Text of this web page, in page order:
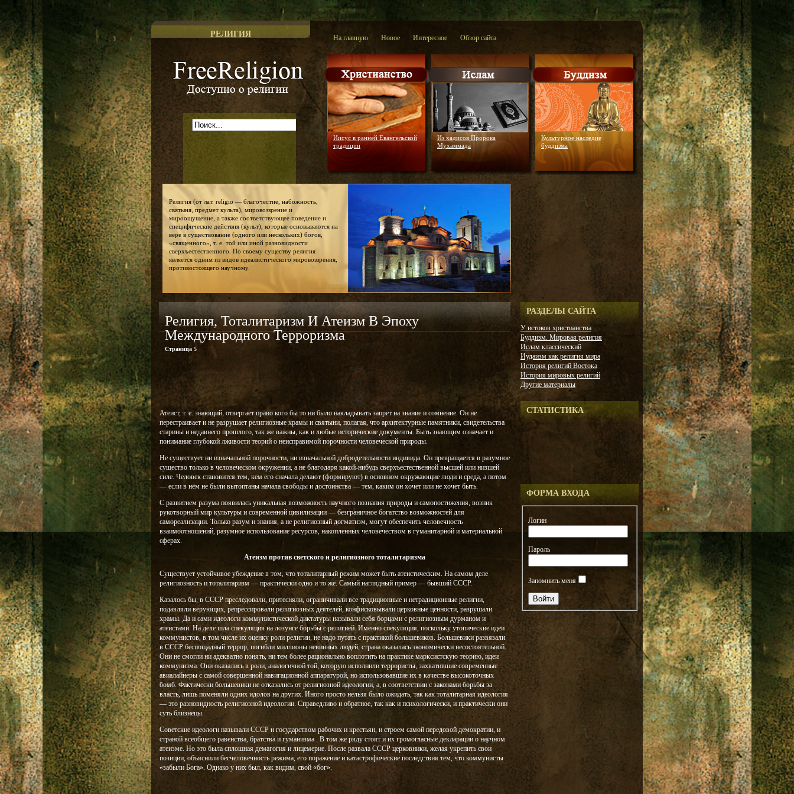
РЕЛИГИЯ На главную Новое Интересное Обзор сайта
Иисус в ранней Евангельской
традиции
Из хадисов Пророка
Мухаммада
Культурное наследие
буддизма
Религия (от лат. religio — благочестие, набожность,
святыня, предмет культа), мировоззрение и
мироощущение, а также соответствующее поведение и
специфические действия (культ), которые основываются на
вере в существование (одного или нескольких) богов,
«священного», т. е. той или иной разновидности
сверхъестественного. По своему существу религия
является одним из видов идеалистического мировоззрения,
противостоящего научному.
Религия, Тоталитаризм И Атеизм В Эпоху
Международного Терроризма
Страница 5
Атеист, т. е. знающий, отвергает право кого бы то ни было накладывать запрет на знание и сомнение. Он не
перестраивает и не разрушает религиозные храмы и святыни, полагая, что архитектурные памятники, свидетельства
старины и недавнего прошлого, так же важны, как и любые исторические документы. Быть знающим означает и
понимание глубокой лживости теорий о неисправимой порочности человеческой природы.
Не существует ни изначальной порочности, ни изначальной добродетельности индивида. Он превращается в разумное
существо только в человеческом окружении, а не благодаря какой-нибудь сверхъестественной высшей или низшей
силе. Человек становится тем, кем его сначала делают (формируют) в основном окружающие люди и среда, а потом
— если в нём не были вытоптаны начала свободы и достоинства — тем, каким он хочет или не хочет быть.
С развитием разума появилась уникальная возможность научного познания природы и самопостижения, возник
рукотворный мир культуры и современной цивилизации — безграничное богатство возможностей для
самореализации. Только разум и знания, а не религиозный догматизм, могут обеспечить человечность
взаимоотношений, разумное использование ресурсов, накопленных человечеством в гуманитарной и материальной
сферах.
Атеизм против светского и религиозного тоталитаризма
Существует устойчивое убеждение в том, что тоталитарный режим может быть атеистическим. На самом деле
религиозность и тоталитаризм — практически одно и то же. Самый наглядный пример — бывший СССР.
Казалось бы, в СССР преследовали, притесняли, ограничивали все традиционные и нетрадиционные религии,
подавляли верующих, репрессировали религиозных деятелей, конфисковывали церковные ценности, разрушали
храмы. Да и сами идеологи коммунистической диктатуры называли себя борцами с религиозным дурманом и
атеистами. На деле шла спекуляция на лозунге борьбы с религией. Именно спекуляция, поскольку утопические идеи
коммунистов, в том числе их оценку роли религии, не надо путать с практикой большевиков. Большевики развязали
в СССР беспощадный террор, погибли миллионы невинных людей, страна оказалась экономически несостоятельной.
Они не смогли ни адекватно понять, ни тем более рационально воплотить на практике марксистскую теорию, идеи
коммунизма. Они оказались в роли, аналогичной той, которую исполнили террористы, захватившие современные
авиалайнеры с самой совершенной навигационной аппаратурой, но использовавшие их в качестве высокоточных
бомб. Фактически большевики не отказались от религиозной идеологии, а, в соответствии с законами борьбы за
власть, лишь поменяли одних идолов на других. Иного просто нельзя было ожидать, так как тоталитарная идеология
— это разновидность религиозной идеологии. Справедливо и обратное, так как и психологически, и практически они
суть близнецы.
Советские идеологи называли СССР и государством рабочих и крестьян, и строем самой передовой демократии, и
страной всеобщего равенства, братства и гуманизма . В том же ряду стоят и их громогласные декларации о научном
атеизме. Но это была сплошная демагогия и лицемерие. После развала СССР церковники, желая укрепить свои
позиции, объяснили бесчеловечность режима, его поражение и катастрофические последствия тем, что коммунисты
«забыли Бога». Однако у них был, как видим, свой «бог».
РАЗДЕЛЫ САЙТА
У истоков христианства
Буддизм. Мировая религия
Ислам классический
Иудаизм как религия мира
История религий Востока
История мировых религий
Другие материалы
СТАТИСТИКА
ФОРМА ВХОДА
Логин
Пароль
Запомнить меня